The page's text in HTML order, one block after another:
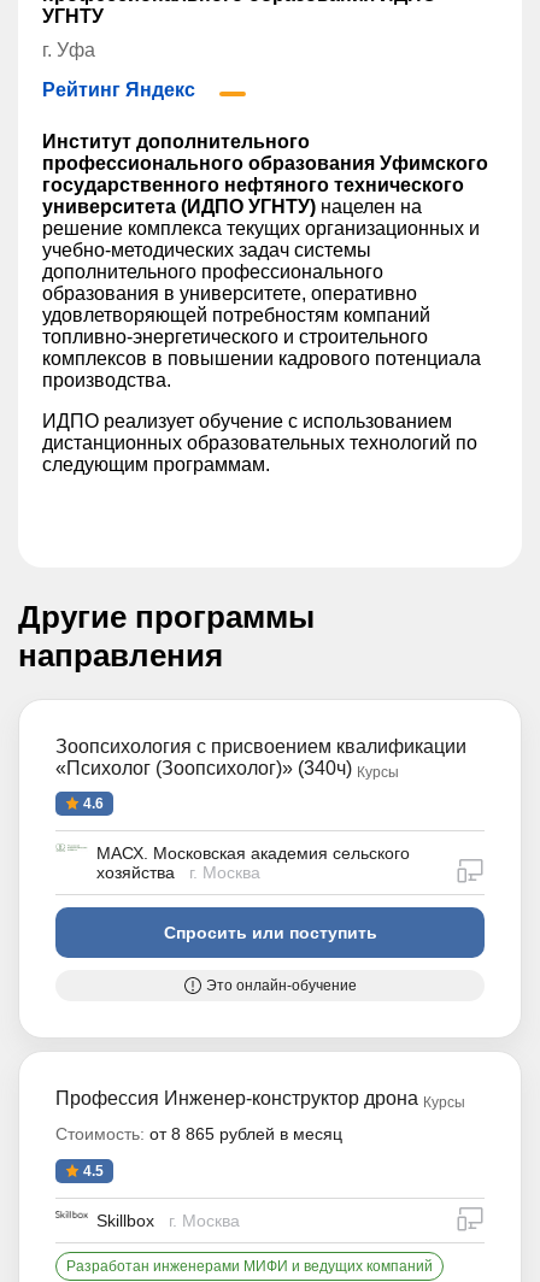
УГНТУ
г. Уфа
Рейтинг Яндекс
Институт дополнительного
профессионального образования Уфимского
государственного нефтяного технического
университета (ИДПО УГНТУ) нацелен на
решение комплекса текущих организационных и
учебно-методических задач системы
дополнительного профессионального
образования в университете, оперативно
удовлетворяющей потребностям компаний
топливно-энергетического и строительного
комплексов в повышении кадрового потенциала
производства.
ИДПО реализует обучение с использованием
дистанционных образовательных технологий по
следующим программам.
Другие программы
направления
Зоопсихология с присвоением квалификации
«Психолог (Зоопсихолог)» (340ч) Курсы
4.6
МАСХ. Московская академия сельского
хозяйства
г. Москва
Спросить или поступить
Это онлайн-обучение
Профессия Инженер-конструктор дрона Курсы
Стоимость: от 8 865 рублей в месяц
4.5
Skillbox г. Москва
Разработан инженерами МИФИ и ведущих компаний